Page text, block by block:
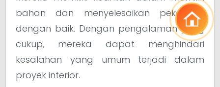
bahan dan menyelesaikan pekerjaan
dengan baik. Dengan pengalaman yang
cukup, mereka dapat menghindari
kesalahan yang umum terjadi dalam
proyek interior.